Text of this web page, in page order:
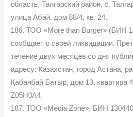
область, Талгарский район, с.
улица Абай, дом 88/4, кв. 24.
186. ТОО «More than Burger» (БИН
сообщает о своей ликвидации.
течение двух месяцев со дня
адресу: Казахстан, город Астана,
Қабанбай Батыр, дом 13, квартира
Z05H0A4.
187. ТОО «Media Zone», БИН